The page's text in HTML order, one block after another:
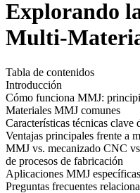
Explorando
Multi-
Tabla de contenidos
Introducción
Cómo funciona MMJ:
Materiales MMJ comunes
Características técnicas
Ventajas principales frente a
MMJ vs. mecanizado CNC
de procesos de fabricación
Aplicaciones MMJ
Preguntas frecuentes